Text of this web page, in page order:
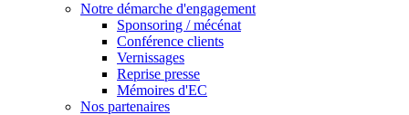
Notre démarche d'engagement
Sponsoring / mécénat
Conférence clients
Vernissages
Reprise presse
Mémoires d'EC
Nos partenaires